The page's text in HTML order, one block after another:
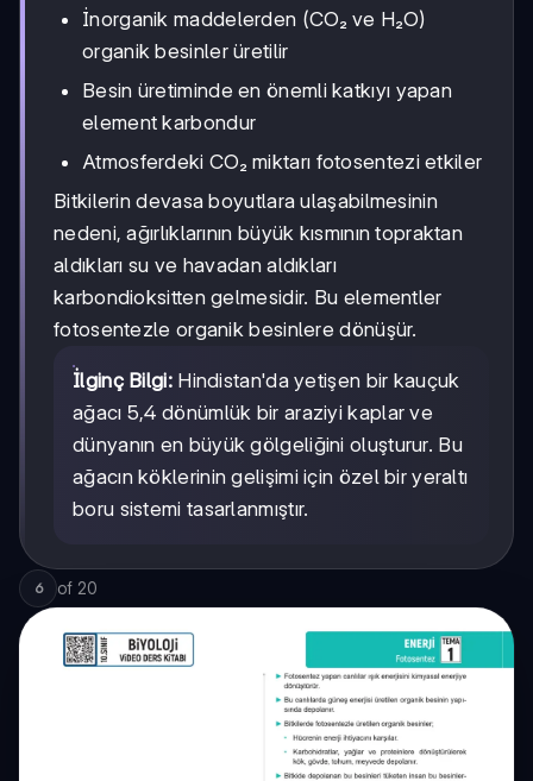
İnorganik maddelerden (CO₂ ve H₂O)
organik besinler üretilir
Besin üretiminde en önemli katkıyı yapan
element karbondur
Atmosferdeki CO₂ miktarı fotosentezi etkiler
Bitkilerin devasa boyutlara ulaşabilmesinin
nedeni, ağırlıklarının büyük kısmının topraktan
aldıkları su ve havadan aldıkları
karbondioksitten gelmesidir. Bu elementler
fotosentezle organik besinlere dönüşür.
İlginç Bilgi:Hindistan'da yetişen bir kauçuk
ağacı 5,4 dönümlük bir araziyi kaplar ve
dünyanın en büyük gölgeliğini oluşturur. Bu
ağacın köklerinin gelişimi için özel bir yeraltı
boru sistemi tasarlanmıştır.
6 of 20